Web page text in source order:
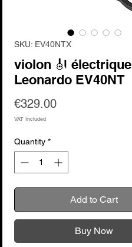
SKU: EV40NTX
violon 🎻 électrique
Leonardo EV40NT
€329.00Price
VAT Included
Quantity *
Add to Cart
Buy Now